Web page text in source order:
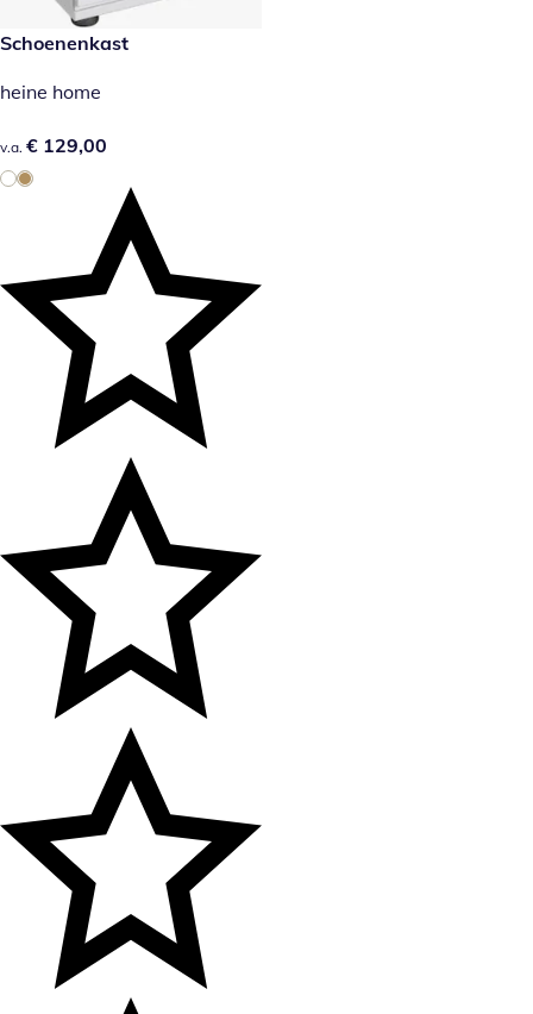
€ 129,00
Schoenenkast
heine home
€ 129,00
v.a. € 129,00